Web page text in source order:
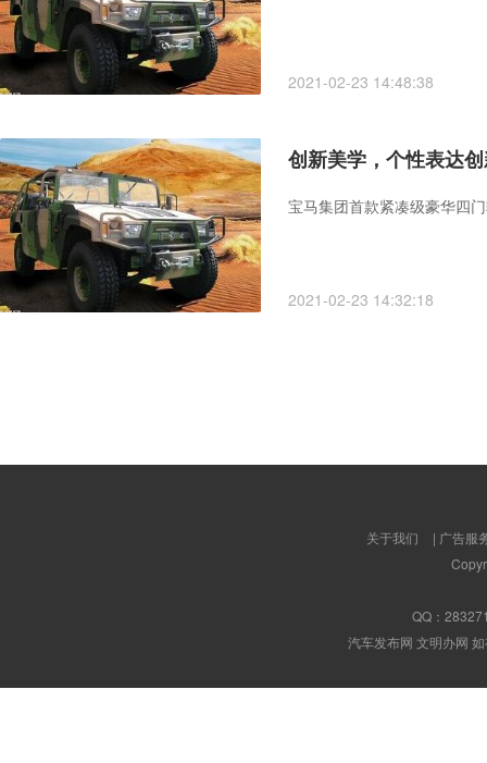
2021-02-23 14:48:38
创新美学，个性表达
宝马集团首款紧凑级豪华四
2021-02-23 14:32:18
关于我们 | 广告服
QQ：
汽车发布网 文明办网